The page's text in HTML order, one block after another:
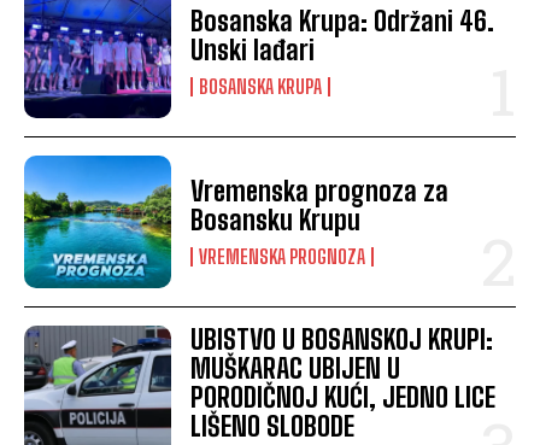
Bosanska Krupa: Održani 46.
Unski lađari
BOSANSKA KRUPA
Vremenska prognoza za
Bosansku Krupu
VREMENSKA PROGNOZA
UBISTVO U BOSANSKOJ KRUPI:
MUŠKARAC UBIJEN U
PORODIČNOJ KUĆI, JEDNO LICE
LIŠENO SLOBODE